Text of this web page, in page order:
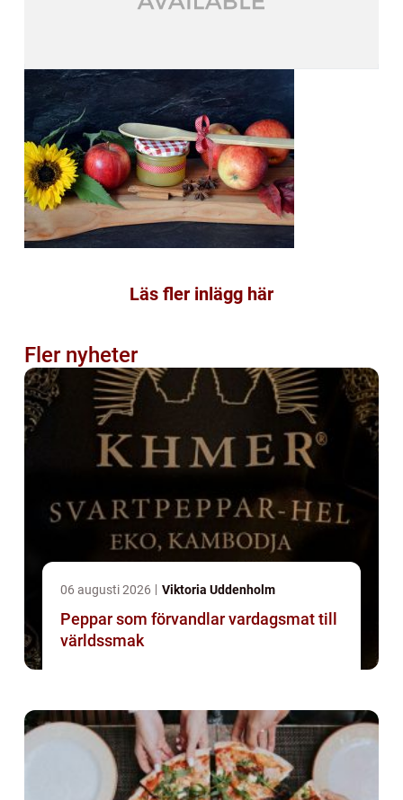
Läs fler inlägg här
Fler nyheter
06 augusti 2026 Viktoria Uddenholm
Peppar som förvandlar vardagsmat till
världssmak